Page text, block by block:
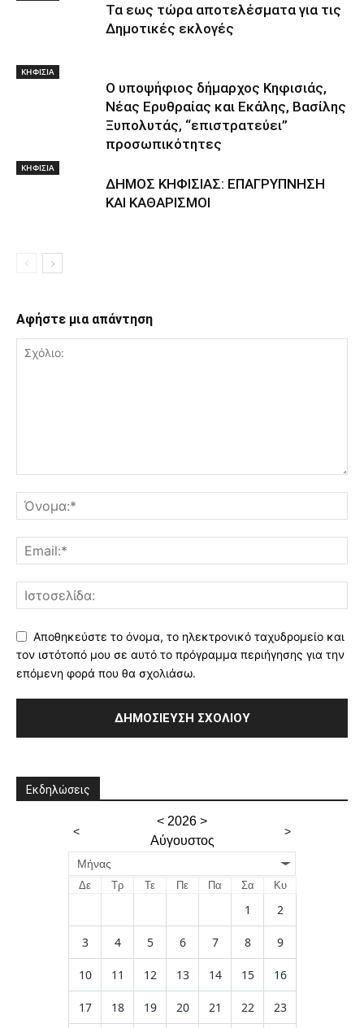
Τα εως τώρα αποτελέσματα για τις
Δημοτικές εκλογές
ΚΗΦΙΣΙΑ
Ο υποψήφιος δήμαρχος Κηφισιάς,
Νέας Ερυθραίας και Εκάλης, Βασίλης
Ξυπολυτάς, “επιστρατεύει”
προσωπικότητες
ΚΗΦΙΣΙΑ
ΔΗΜΟΣ ΚΗΦΙΣΙΑΣ: ΕΠΑΓΡΥΠΝΗΣΗ
ΚΑΙ ΚΑΘΑΡΙΣΜΟΙ
Αφήστε μια απάντηση
Αποθηκεύστε το όνομα, το ηλεκτρονικό ταχυδρομείο και
τον ιστότοπό μου σε αυτό το πρόγραμμα περιήγησης για την
επόμενη φορά που θα σχολιάσω.
Εκδηλώσεις
<
< 2026 >
Αύγουστος
>
Μήνας
Δε Τρ Τε Πε Πα Σα Κυ
1 2
3 4 5 6 7 8 9
10 11 12 13 14 15 16
17 18 19 20 21 22 23